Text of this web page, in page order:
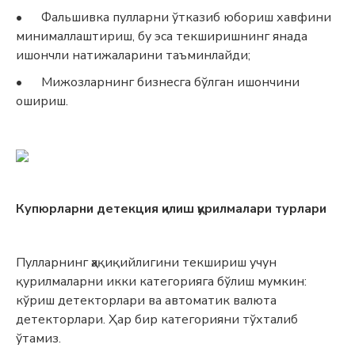
•
Фальшивка пулларни ўтказиб юбориш хавфини
минималлаштириш, бу эса текширишнинг янада
ишончли натижаларини таъминлайди;
•
Мижозларнинг бизнесга бўлган ишончини
ошириш.
Купюрларни детекция қилиш қурилмалари турлари
Пулларнинг ҳақиқийлигини текшириш учун
қурилмаларни икки категорияга бўлиш мумкин:
кўриш детекторлари ва автоматик валюта
детекторлари. Ҳар бир категорияни тўхталиб
ўтамиз.